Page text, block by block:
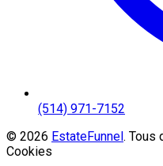
(514) 971-7152
© 2026 EstateFunnel. Tous
Cookies